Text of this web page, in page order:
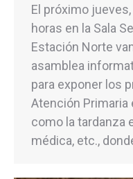
El próximo
horas en la Sala
Estación Norte
asamblea
para exponer los
Atención Primaria
como la tardanza
médica, etc.,